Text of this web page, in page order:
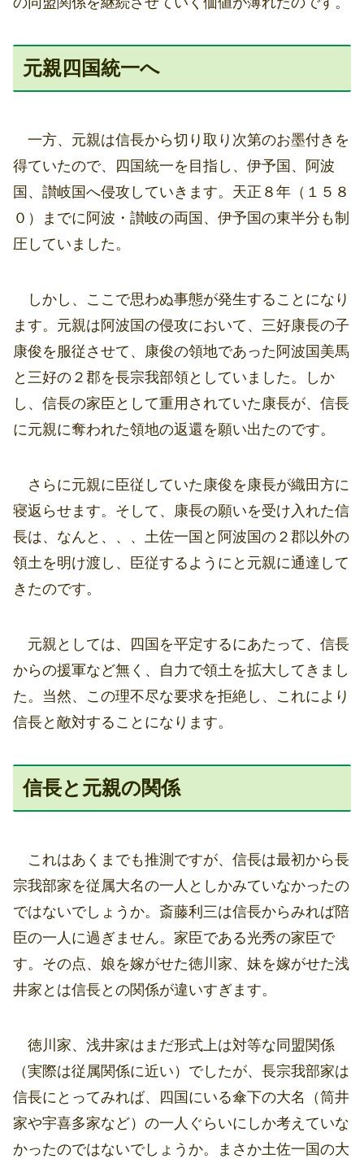
元親四国統一へ
一方、元親は信長から切り取り次第のお墨付きを
得ていたので、四国統一を目指し、伊予国、阿波
国、讃岐国へ侵攻していきます。天正８年（１５８
０）までに阿波・讃岐の両国、伊予国の東半分も制
圧していました。
しかし、ここで思わぬ事態が発生することになり
ます。元親は阿波国の侵攻において、三好康長の子
康俊を服従させて、康俊の領地であった阿波国美馬
と三好の２郡を長宗我部領としていました。しか
し、信長の家臣として重用されていた康長が、信長
に元親に奪われた領地の返還を願い出たのです。
さらに元親に臣従していた康俊を康長が織田方に
寝返らせます。そして、康長の願いを受け入れた信
長は、なんと、、、土佐一国と阿波国の２郡以外の
領土を明け渡し、臣従するようにと元親に通達して
きたのです。
元親としては、四国を平定するにあたって、信長
からの援軍など無く、自力で領土を拡大してきまし
た。当然、この理不尽な要求を拒絶し、これにより
信長と敵対することになります。
信長と元親の関係
これはあくまでも推測ですが、信長は最初から長
宗我部家を従属大名の一人としかみていなかったの
ではないでしょうか。斎藤利三は信長からみれば陪
臣の一人に過ぎません。家臣である光秀の家臣で
す。その点、娘を嫁がせた徳川家、妹を嫁がせた浅
井家とは信長との関係が違いすぎます。
徳川家、浅井家はまだ形式上は対等な同盟関係
（実際は従属関係に近い）でしたが、長宗我部家は
信長にとってみれば、四国にいる傘下の大名（筒井
家や宇喜多家など）の一人ぐらいにしか考えていな
かったのではないでしょうか。まさか土佐一国の大